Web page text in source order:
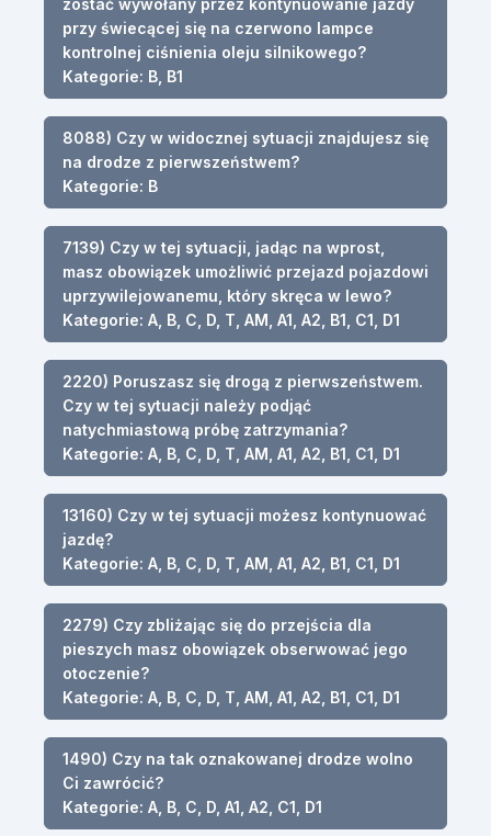
zostać wywołany przez kontynuowanie jazdy
przy świecącej się na czerwono lampce
kontrolnej ciśnienia oleju silnikowego?
Kategorie: B, B1
8088) Czy w widocznej sytuacji znajdujesz się
na drodze z pierwszeństwem?
Kategorie: B
7139) Czy w tej sytuacji, jadąc na wprost,
masz obowiązek umożliwić przejazd pojazdowi
uprzywilejowanemu, który skręca w lewo?
Kategorie: A, B, C, D, T, AM, A1, A2, B1, C1, D1
2220) Poruszasz się drogą z pierwszeństwem.
Czy w tej sytuacji należy podjąć
natychmiastową próbę zatrzymania?
Kategorie: A, B, C, D, T, AM, A1, A2, B1, C1, D1
13160) Czy w tej sytuacji możesz kontynuować
jazdę?
Kategorie: A, B, C, D, T, AM, A1, A2, B1, C1, D1
2279) Czy zbliżając się do przejścia dla
pieszych masz obowiązek obserwować jego
otoczenie?
Kategorie: A, B, C, D, T, AM, A1, A2, B1, C1, D1
1490) Czy na tak oznakowanej drodze wolno
Ci zawrócić?
Kategorie: A, B, C, D, A1, A2, C1, D1